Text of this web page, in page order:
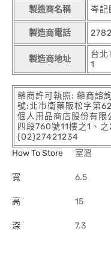
製造商名稱 岑記
製造商電話
製造商地址
台
1
藥商許可執照: 藥商諮
號:北市衛藥販松字第
個人用品商店股份有
四段760號11樓之1、
(02)27421234
How To Store
室溫
寬 6.5
高 15
深 7.3